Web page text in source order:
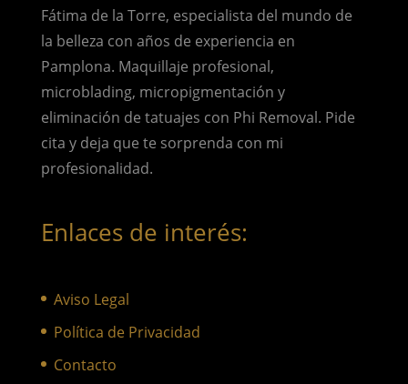
Fátima de la Torre, especialista del mundo de
la belleza con años de experiencia en
Pamplona. Maquillaje profesional,
microblading, micropigmentación y
eliminación de tatuajes con Phi Removal. Pide
cita y deja que te sorprenda con mi
profesionalidad.
Enlaces de interés:
Aviso Legal
Política de Privacidad
Contacto